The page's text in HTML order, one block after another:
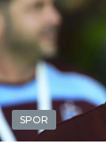
SPOR